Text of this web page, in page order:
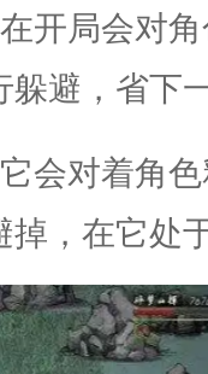
开局会对
避，省下
会对着角
掉，在它处